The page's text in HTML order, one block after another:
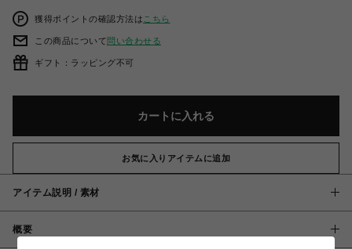
獲得ポイントの確認方法は こちら
この商品について問い合わせる
ギフト：ラッピング不可
カートに入れる
お気に入りアイテムに追加
アイテム説明 / 素材
概要